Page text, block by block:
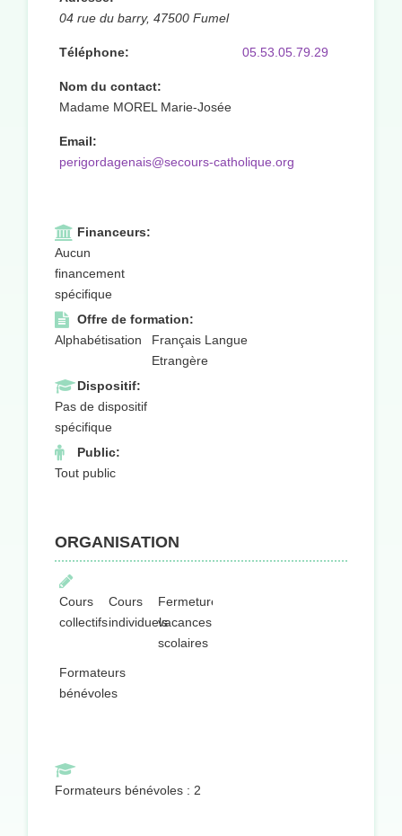
04 rue du barry, 47500 Fumel
Téléphone: 05.53.05.79.29
Nom du contact:
Madame MOREL Marie-Josée
Email:
perigordagenais@secours-catholique.org
Financeurs:
Aucun
financement
spécifique
Offre de formation:
Alphabétisation
Français Langue
Etrangère
Dispositif:
Pas de dispositif
spécifique
Public:
Tout public
ORGANISATION
Cours
collectifs
Cours
individuels
Fermeture
vacances
scolaires
Formateurs
bénévoles
Formateurs bénévoles : 2